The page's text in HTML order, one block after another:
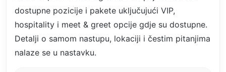
dostupne pozicije i pakete uključujući VIP,
hospitality i meet & greet opcije gdje su dostupne.
Detalji o samom nastupu, lokaciji i čestim pitanjima
nalaze se u nastavku.